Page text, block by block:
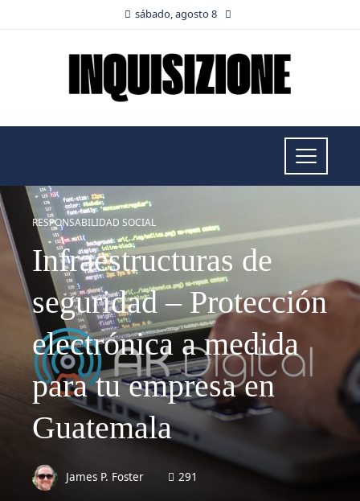
sábado, agosto 8
RESPONSABILIDAD SOCIAL
Infraestructuras de
seguridad – Protección
electrónica a medida
para tu empresa en
Guatemala
James P. Foster 291